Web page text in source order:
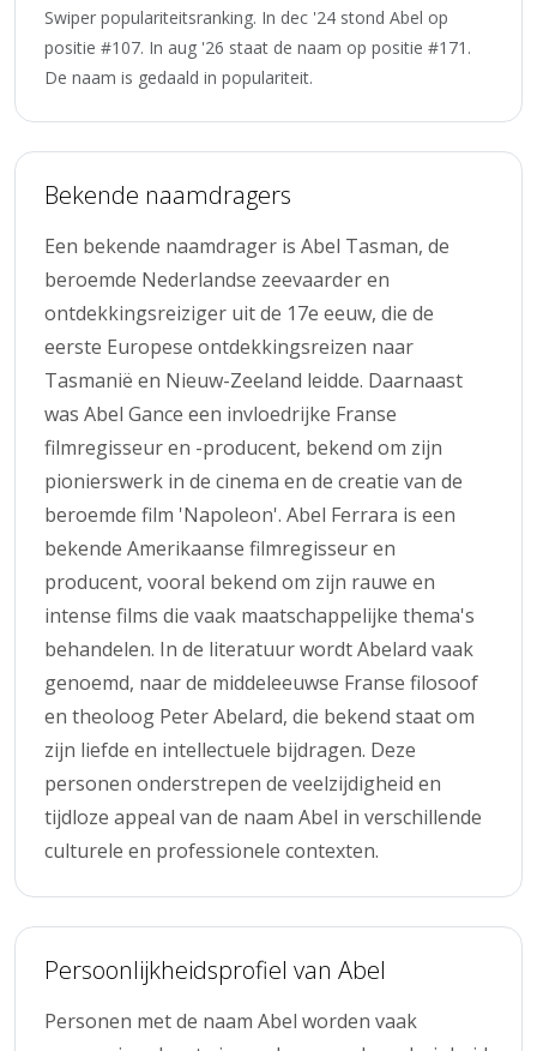
Swiper populariteitsranking. In dec '24 stond Abel op
positie #107. In aug '26 staat de naam op positie #171.
De naam is gedaald in populariteit.
Bekende naamdragers
Een bekende naamdrager is Abel Tasman, de
beroemde Nederlandse zeevaarder en
ontdekkingsreiziger uit de 17e eeuw, die de
eerste Europese ontdekkingsreizen naar
Tasmanië en Nieuw-Zeeland leidde. Daarnaast
was Abel Gance een invloedrijke Franse
filmregisseur en -producent, bekend om zijn
pionierswerk in de cinema en de creatie van de
beroemde film 'Napoleon'. Abel Ferrara is een
bekende Amerikaanse filmregisseur en
producent, vooral bekend om zijn rauwe en
intense films die vaak maatschappelijke thema's
behandelen. In de literatuur wordt Abelard vaak
genoemd, naar de middeleeuwse Franse filosoof
en theoloog Peter Abelard, die bekend staat om
zijn liefde en intellectuele bijdragen. Deze
personen onderstrepen de veelzijdigheid en
tijdloze appeal van de naam Abel in verschillende
culturele en professionele contexten.
Persoonlijkheidsprofiel van Abel
Personen met de naam Abel worden vaak